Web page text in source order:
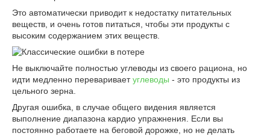
Это автоматически приводит к недостатку питательных
веществ, и очень готов питаться, чтобы эти продукты с
высоким содержанием этих веществ.
Не выключайте полностью углеводы из своего рациона, но
идти медленно перевариваетуглеводы - это продукты из
цельного зерна.
Другая ошибка, в случае общего видения является
выполнение диапазона кардио упражнения. Если вы
постоянно работаете на беговой дорожке, но не делать